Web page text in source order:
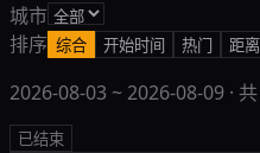
城市
排序 综合 开始时间 热门 距离
2026-08-03 ~2026-08-09 · 共
已结束